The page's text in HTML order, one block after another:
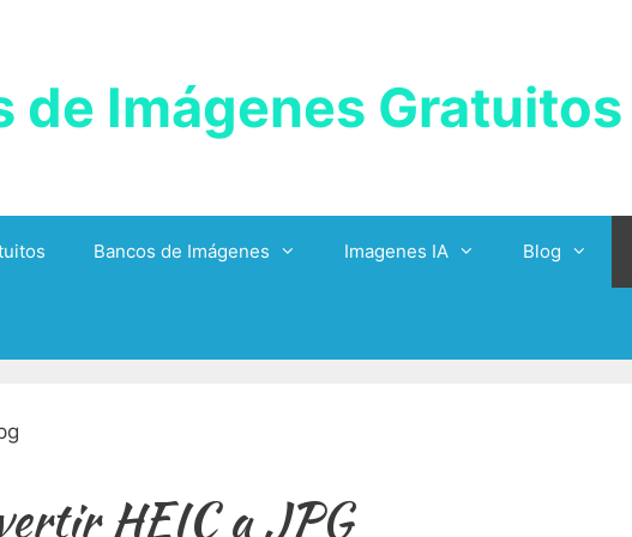
de Imágenes Gratuitos
Bancos de Imágenes Imagenes IA Blog
HEIC a JPG